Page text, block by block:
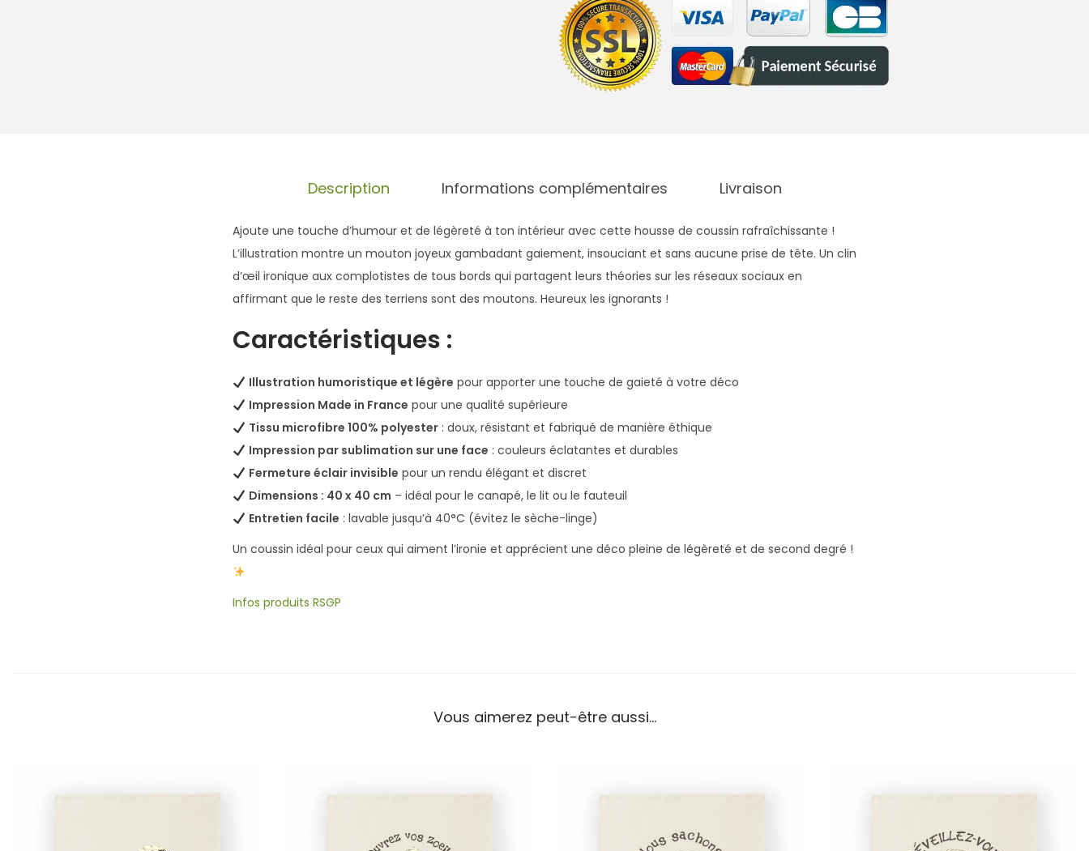
i
t
é
d
e
s
e
d
e
C
s
n
M
u
o
Description Informations complémentaires Livraison
Ajoute une touche d’humour et de légèreté à ton intérieur avec cette housse de coussin rafraîchissante !
L’illustration montre un mouton joyeux gambadant gaiement, insouciant et sans aucune prise de tête. Un clin
d’œil ironique aux complotistes de tous bords qui partagent leurs théories sur les réseaux sociaux en
affirmant que le reste des terriens sont des moutons. Heureux les ignorants !
Caractéristiques :
Illustration humoristique et légère pour apporter une touche de gaieté à votre déco
Impression Made in France pour une qualité supérieure
Tissu microfibre 100% polyester: doux, résistant et fabriqué de manière éthique
Impression par sublimation sur une face : couleurs éclatantes et durables
Fermeture éclair invisible pour un rendu élégant et discret
Dimensions : 40 x 40 cm – idéal pour le canapé, le lit ou le fauteuil
Entretien facile : lavable jusqu’à 40°C (évitez le sèche-linge)
Un coussin idéal pour ceux qui aiment l’ironie et apprécient une déco pleine de légèreté et de second degré !
Infos produits RSGP
Vous aimerez peut-être aussi…